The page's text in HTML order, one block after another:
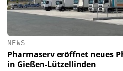
NEWS
Pharmaserv eröffnet neues
in Gießen-Lützellinden